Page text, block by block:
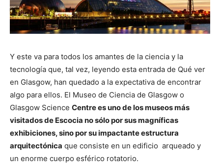
Y este va para todos los amantes de la ciencia y la
tecnología que, tal vez, leyendo esta entrada de Qué ver
en Glasgow, han quedado a la expectativa de encontrar
algo para ellos. El Museo de Ciencia de Glasgow o
Glasgow Science Centre es uno de los museos más
visitados de Escocia no sólo por sus magníficas
exhibiciones, sino por su impactante estructura
arquitectónica que consiste en un edificio arqueado y
un enorme cuerpo esférico rotatorio.